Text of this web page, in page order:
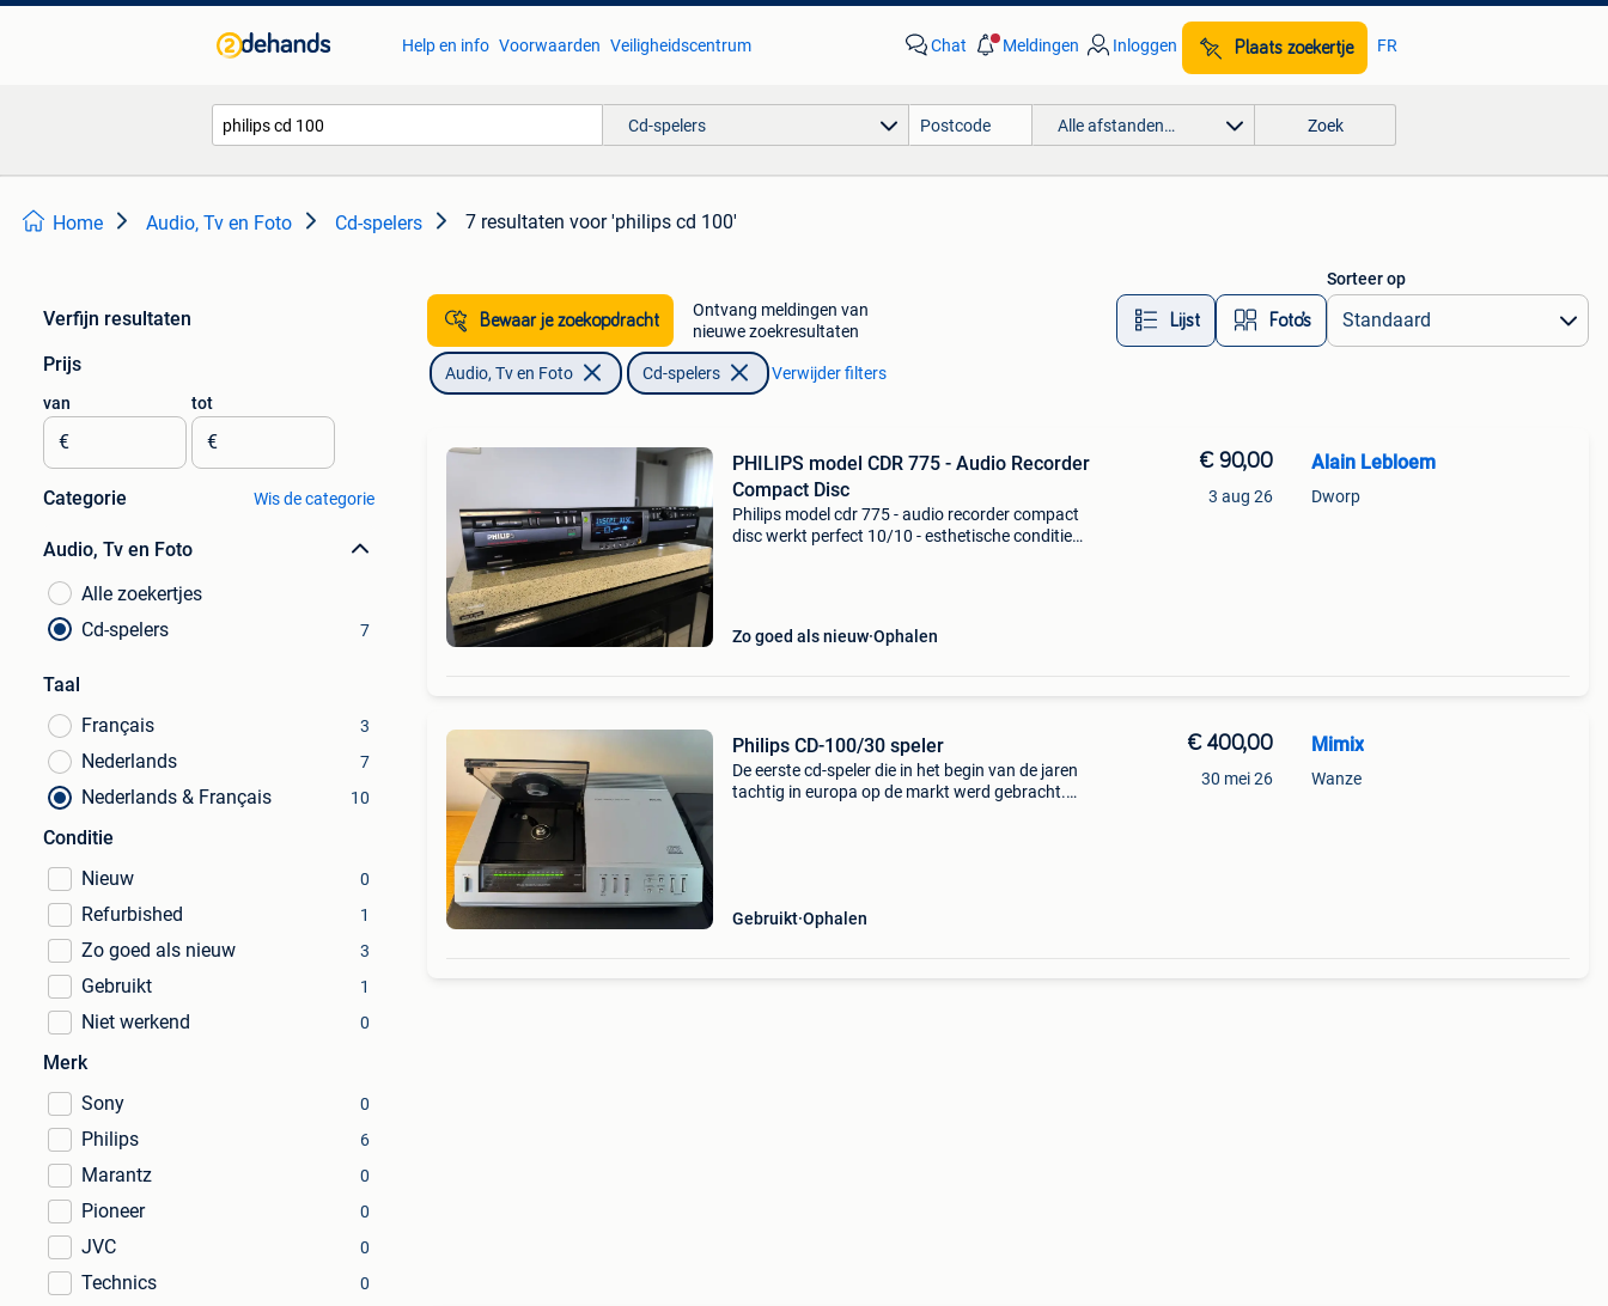
Help en info Voorwaarden Veiligheidscentrum Chat Meldingen Inloggen Plaats zoekertje FR
Cd-spelers Alle afstanden… Zoek
Home Audio, Tv en Foto Cd-spelers 7 resultaten voor 'philips cd 100'
Verfijn resultaten
Prijs
van
€
tot
€
Categorie Wis de categorie
Audio, Tv en Foto
Alle zoekertjes
Cd-spelers
7
Taal
Français
3
Nederlands 7
Nederlands & Français 10
Conditie
Nieuw
0
Refurbished 1
Zo goed als nieuw 3
Gebruikt 1
Niet werkend 0
Merk
Sony
0
Philips 6
Marantz 0
Pioneer 0
JVC 0
Technics 0
Bewaar je zoekopdracht
Ontvang meldingen van
nieuwe zoekresultaten
Lijst Foto’s
Sorteer op
Audio, Tv en Foto Cd-spelers Verwijder filters
PHILIPS model CDR 775 - Audio Recorder
Compact Disc
Philips model cdr 775 - audio recorder compact
disc werkt perfect 10/10 - esthetische conditie
Zo goed als nieuw Ophalen
€ 90,00
3 aug 26
Alain Lebloem
Dworp
Philips CD-100/30 speler
De eerste cd-speler die in het begin van de jaren
tachtig in europa op de markt werd gebracht.
Gebruikt Ophalen
€ 400,00
30 mei 26
Mimix
Wanze